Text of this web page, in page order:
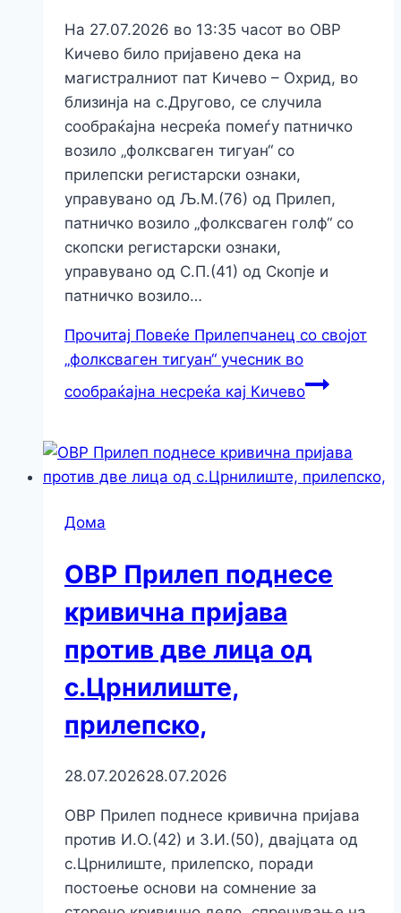
На 27.07.2026 во 13:35 часот во ОВР
Кичево било пријавено дека на
магистралниот пат Кичево – Охрид, во
близинја на с.Другово, се случила
сообраќајна несреќа помеѓу патничко
возило „фолксваген тигуан“ со
прилепски регистарски ознаки,
управувано од Љ.М.(76) од Прилеп,
патничко возило „фолксваген голф“ со
скопски регистарски ознаки,
управувано од С.П.(41) од Скопје и
патничко возило…
Прочитај Повеќе Прилепчанец со својот
„фолксваген тигуан“ учесник во
сообраќајна несреќа кај Кичево
Дома
ОВР Прилеп поднесе
кривична пријава
против две лица од
с.Црнилиште,
прилепско,
28.07.202628.07.2026
ОВР Прилеп поднесе кривична пријава
против И.О.(42) и З.И.(50), двајцата од
с.Црнилиште, прилепско, поради
постоење основи на сомнение за